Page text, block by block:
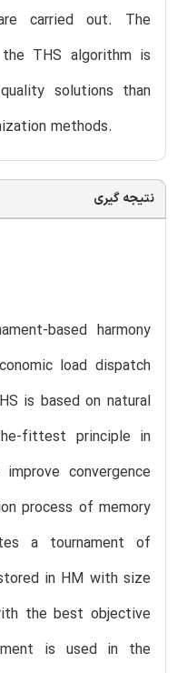
carried out. The
THS algorithm is
solutions than
methods.
نتیجه گیری
based harmony
load dispatch
is based on natural
fittest principle in
convergence
process of memory
a tournament of
in HM with size
the best objective
is used in the